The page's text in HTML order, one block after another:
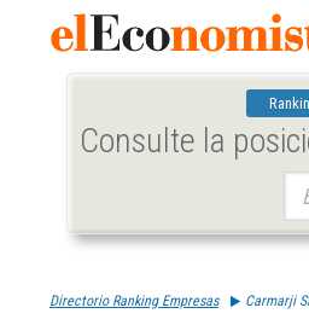
Consulte la
Directorio Ranking Empresas Carmarji